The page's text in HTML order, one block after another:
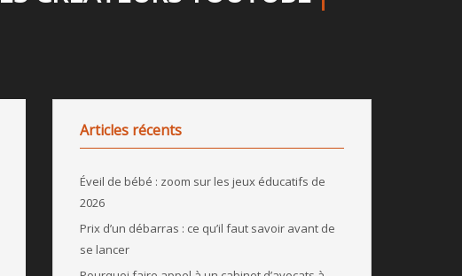
Articles récents
Éveil de bébé : zoom sur les jeux éducatifs de
2026
Prix d’un débarras : ce qu’il faut savoir avant de
se lancer